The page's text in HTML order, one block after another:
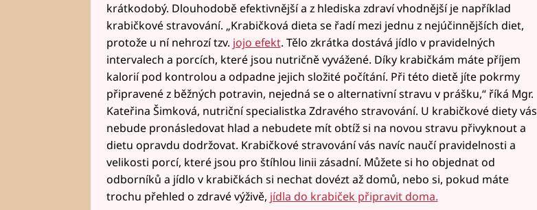
krátkodobý. Dlouhodobě efektivnější a z hlediska zdraví vhodnější je například
krabičkové stravování. „Krabičková dieta se řadí mezi jednu z nejúčinnějších diet,
protože u ní nehrozí tzv. jojo efekt. Tělo zkrátka dostává jídlo v pravidelných
intervalech a porcích, které jsou nutričně vyvážené. Díky krabičkám máte příjem
kalorií pod kontrolou a odpadne jejich složité počítání. Při této dietě jíte pokrmy
připravené z běžných potravin, nejedná se o alternativní stravu v prášku,“ říká Mgr.
Kateřina Šimková, nutriční specialistka Zdravého stravování. U krabičkové diety vás
nebude pronásledovat hlad a nebudete mít obtíž si na novou stravu přivyknout a
dietu opravdu dodržovat. Krabičkové stravování vás navíc naučí pravidelnosti a
velikosti porcí, které jsou pro štíhlou linii zásadní. Můžete si ho objednat od
odborníků a jídlo v krabičkách si nechat dovézt až domů, nebo si, pokud máte
trochu přehled o zdravé výživě, jídla do krabiček připravit doma.